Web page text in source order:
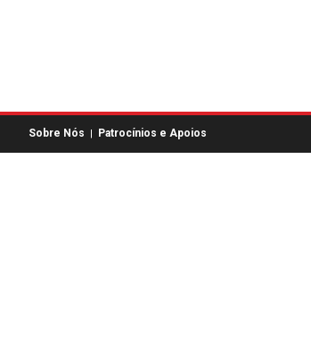
Sobre Nós | Patrocínios e Apoios